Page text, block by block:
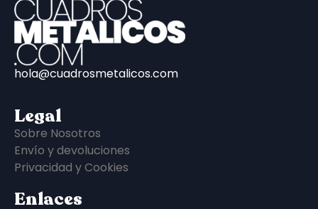
hola@cuadrosmetalicos.com
Legal
Sobre Nosotros
Envío y devoluciones
Privacidad y Cookies
Enlaces